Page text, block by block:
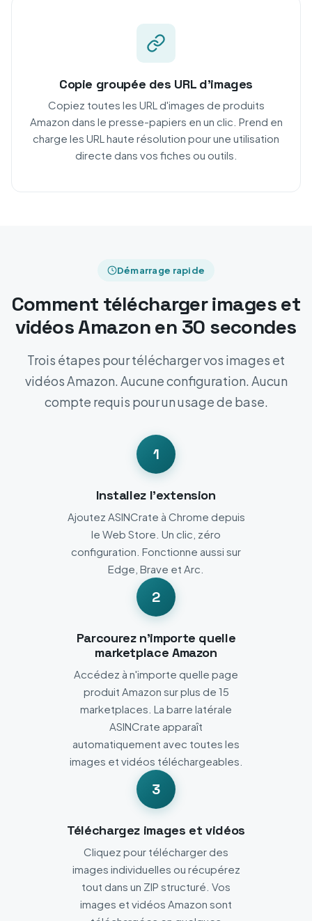
Copie groupée des URL d'images
Copiez toutes les URL d'images de produits
Amazon dans le presse-papiers en un clic. Prend en
charge les URL haute résolution pour une utilisation
directe dans vos fiches ou outils.
Démarrage rapide
Comment télécharger images et
vidéos Amazon en 30 secondes
Trois étapes pour télécharger vos images et
vidéos Amazon. Aucune configuration. Aucun
compte requis pour un usage de base.
1
Installez l'extension
Ajoutez ASINCrate à Chrome depuis
le Web Store. Un clic, zéro
configuration. Fonctionne aussi sur
Edge, Brave et Arc.
2
Parcourez n'importe quelle
marketplace Amazon
Accédez à n'importe quelle page
produit Amazon sur plus de 15
marketplaces. La barre latérale
ASINCrate apparaît
automatiquement avec toutes les
images et vidéos téléchargeables.
3
Téléchargez images et vidéos
Cliquez pour télécharger des
images individuelles ou récupérez
tout dans un ZIP structuré. Vos
images et vidéos Amazon sont